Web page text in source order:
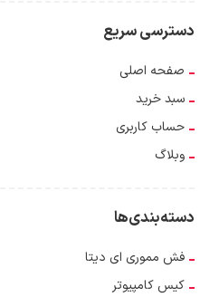
دسترسی سریع
صفحه اصلی
سبد خرید
حساب کاربری
وبلاگ
دسته‌بندی‌ها
فش مموری ای دیتا
کیس کامپیوتر